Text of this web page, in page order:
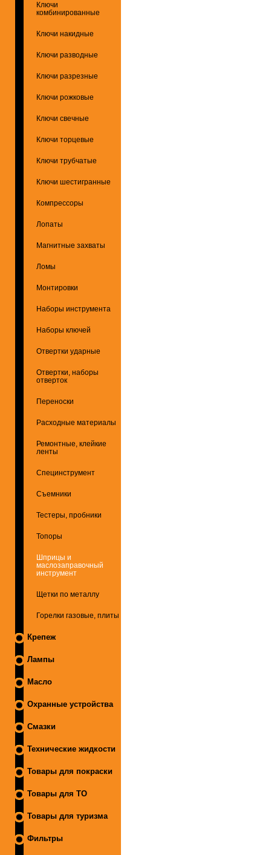
Ключи
комбинированные
Ключи накидные
Ключи разводные
Ключи разрезные
Ключи рожковые
Ключи свечные
Ключи торцевые
Ключи трубчатые
Ключи шестигранные
Компрессоры
Лопаты
Магнитные захваты
Ломы
Монтировки
Наборы инструмента
Наборы ключей
Отвертки ударные
Отвертки, наборы
отверток
Переноски
Расходные материалы
Ремонтные, клейкие
ленты
Специнструмент
Съемники
Тестеры, пробники
Топоры
Шприцы и
маслозаправочный
инструмент
Щетки по металлу
Горелки газовые, плиты
Крепеж
Лампы
Масло
Охранные устройства
Смазки
Технические жидкости
Товары для покраски
Товары для ТО
Товары для туризма
Фильтры